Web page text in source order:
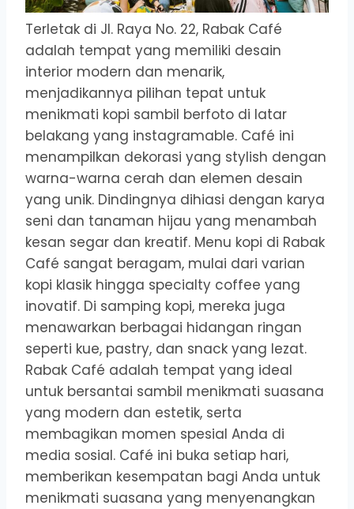
Terletak di Jl. Raya No. 22, Rabak Café
adalah tempat yang memiliki desain
interior modern dan menarik,
menjadikannya pilihan tepat untuk
menikmati kopi sambil berfoto di latar
belakang yang instagramable. Café ini
menampilkan dekorasi yang stylish dengan
warna-warna cerah dan elemen desain
yang unik. Dindingnya dihiasi dengan karya
seni dan tanaman hijau yang menambah
kesan segar dan kreatif. Menu kopi di Rabak
Café sangat beragam, mulai dari varian
kopi klasik hingga specialty coffee yang
inovatif. Di samping kopi, mereka juga
menawarkan berbagai hidangan ringan
seperti kue, pastry, dan snack yang lezat.
Rabak Café adalah tempat yang ideal
untuk bersantai sambil menikmati suasana
yang modern dan estetik, serta
membagikan momen spesial Anda di
media sosial. Café ini buka setiap hari,
memberikan kesempatan bagi Anda untuk
menikmati suasana yang menyenangkan